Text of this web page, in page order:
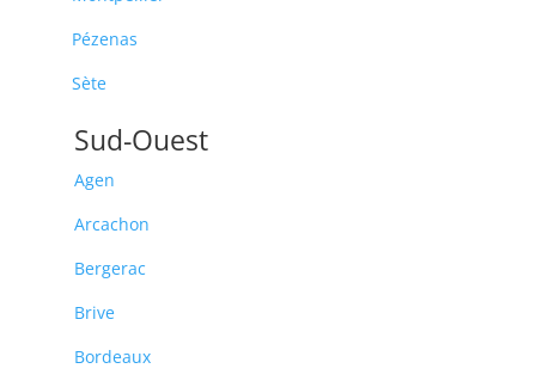
Pézenas
Sète
Sud-Ouest
Agen
Arcachon
Bergerac
Brive
Bordeaux